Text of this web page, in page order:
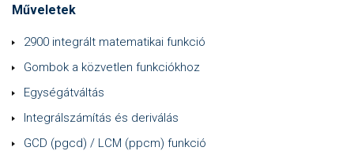
Műveletek
2900 integrált matematikai funkció
Gombok a közvetlen funkciókhoz
Egységátváltás
Integrálszámítás és deriválás
GCD (pgcd) / LCM (ppcm) funkció